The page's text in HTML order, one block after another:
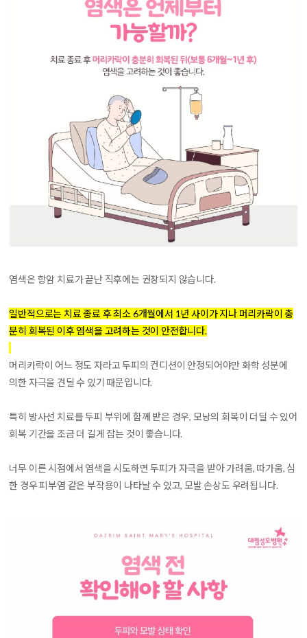
염색은 항암 치료가 끝난 직후에는 권장되지 않습니다.
일반적으로는 치료 종료 후 최소 6개월에서 1년 사이가 지나 머리카락이 충
분히 회복된 이후 염색을 고려하는 것이 안전합니다.
머리카락이 어느 정도 자라고 두피의 컨디션이 안정되어야만 화학 성분에
의한 자극을 견딜 수 있기 때문입니다.
특히 방사선 치료를 두피 부위에 함께 받은 경우, 모낭의 회복이 더딜 수 있어
회복 기간을 조금 더 길게 잡는 것이 좋습니다.
너무 이른 시점에서 염색을 시도하면 두피가 자극을 받아 가려움, 따가움, 심
한 경우 피부염 같은 부작용이 나타날 수 있고, 모발 손상도 우려됩니다.